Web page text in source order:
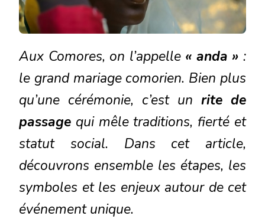
Aux Comores, on l’appelle « anda » :
le grand mariage comorien. Bien plus
qu’une cérémonie, c’est un rite de
passage qui mêle traditions, fierté et
statut social. Dans cet article,
découvrons ensemble les étapes, les
symboles et les enjeux autour de cet
événement unique.